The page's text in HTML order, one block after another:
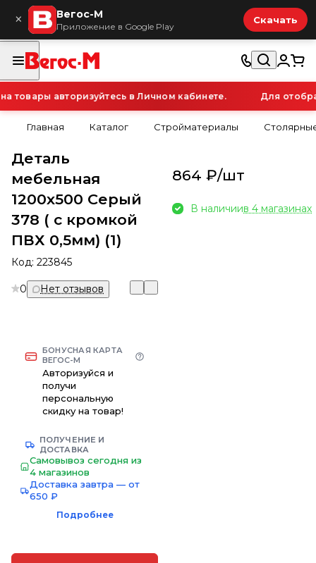
× Вегос-М
Приложение в Google Play
Скачать
авторизуйтесь в Личном кабинете. Для
Главная Каталог Стройматериалы
Деталь
мебельная
1200х500 Серый
378 ( с кромкой
ПВХ 0,5мм) (1)
Код: 223845
0 Нет отзывов
БОНУСНАЯ КАРТА
ВЕГОС-М
Авторизуйся и
получи
персональную
скидку на товар!
ПОЛУЧЕНИЕ И
ДОСТАВКА
Самовывоз сегодня из
4 магазинов
Доставка завтра — от
650 ₽
Подробнее
864 ₽/шт
В наличиив 4 магазинах